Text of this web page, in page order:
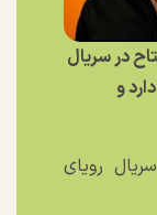
در سریال
و
رویای